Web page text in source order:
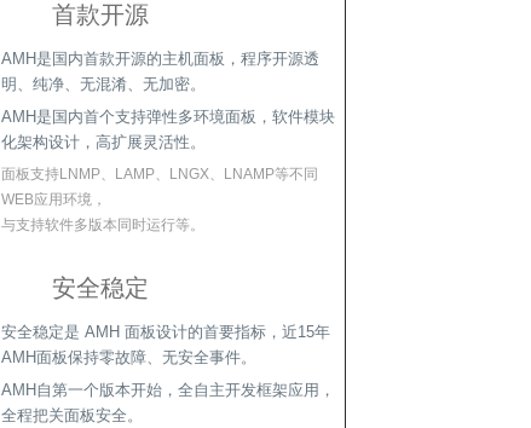
首款开源
AMH是国内首款开源的主机面板，程序开源透
明、纯净、无混淆、无加密。
AMH是国内首个支持弹性多环境面板，软件模块
化架构设计，高扩展灵活性。
面板支持LNMP、LAMP、LNGX、LNAMP等不同
WEB应用环境，
与支持软件多版本同时运行等。
安全稳定
安全稳定是 AMH 面板设计的首要指标，近15年
AMH面板保持零故障、无安全事件。
AMH自第一个版本开始，全自主开发框架应用，
全程把关面板安全。